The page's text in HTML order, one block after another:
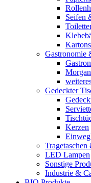
Seifen
Gastronomie
Gedeckter
Kerzen
Tragetaschen
LED Lampen
Sonstige
Industrie &